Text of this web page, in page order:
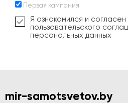
Первая кампания
Я ознакомился и согласен
пользовательского
персональных данных
mir-samotsvetov.by